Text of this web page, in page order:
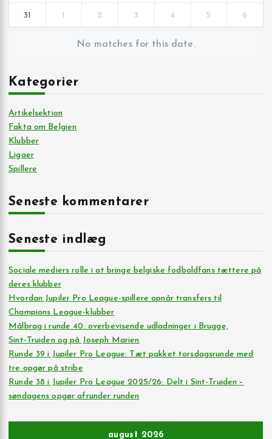
31 1 2 3 4 5 6
No matches for this date.
Kategorier
Artikelsektion
Fakta om Belgien
Klubber
Ligaer
Spillere
Seneste kommentarer
Seneste indlæg
Sociale mediers rolle i at bringe belgiske fodboldfans tættere på
deres klubber
Hvordan Jupiler Pro League-spillere opnår transfers til
Champions League-klubber
Målbrag i runde 40: overbevisende udladninger i Brugge,
Sint‑Truiden og på Joseph Marien
Runde 39 i Jupiler Pro League: Tæt pakket torsdagsrunde med
tre opgør på stribe
Runde 38 i Jupiler Pro League 2025/26: Delt i Sint-Truiden –
søndagens opgør afrunder runden
august 2026